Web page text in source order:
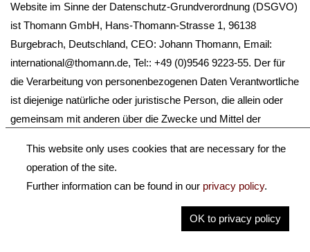
Website im Sinne der Datenschutz-Grundverordnung (DSGVO)
ist Thomann GmbH, Hans-Thomann-Strasse 1, 96138
Burgebrach, Deutschland, CEO: Johann Thomann, Email:
international@thomann.de, Tel:: +49 (0)9546 9223-55. Der für
die Verarbeitung von personenbezogenen Daten Verantwortliche
ist diejenige natürliche oder juristische Person, die allein oder
gemeinsam mit anderen über die Zwecke und Mittel der
1.3 Der Verantwortliche hat einen Datenschutzbeauftragten
bestellt, dieser ist wie folgt zu erreichen: proPutare Netz- &
Softwaretechnologie GmbH, am Felsenkeller 6, 90530
This website only uses cookies that are necessary for the
operation of the site.
Further information can be found in our privacy policy.
OK to privacy policy